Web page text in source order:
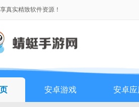
真实精致软件资源！
安卓游戏 安卓应